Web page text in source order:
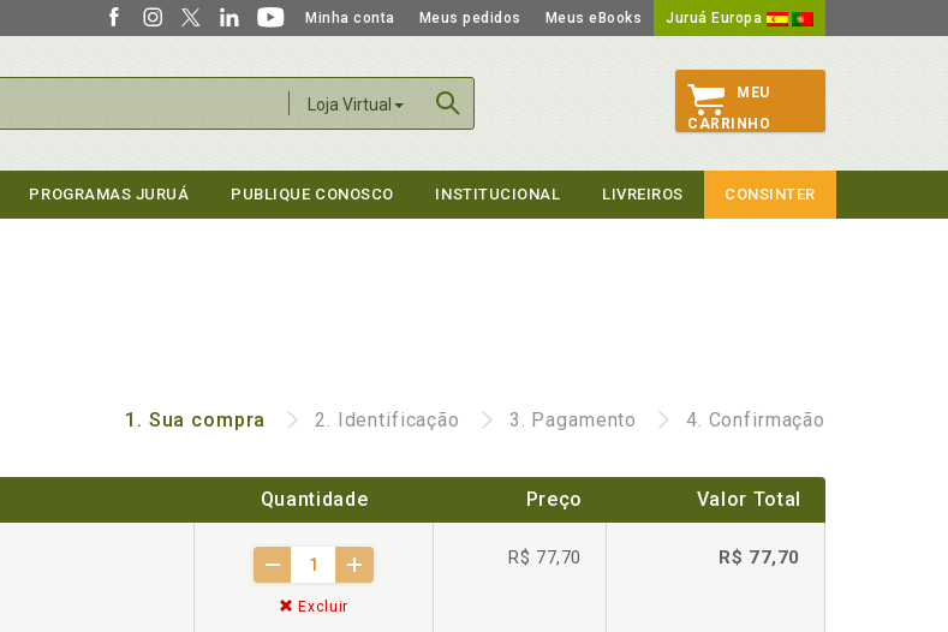
Minha conta Meus pedidos Meus eBooks Juruá Europa
Loja Virtual
MEU
CARRINHO
PROGRAMAS JURUÁ PUBLIQUE CONOSCO INSTITUCIONAL LIVREIROS CONSINTER
1. Sua compra 2. Identificação 3. Pagamento 4. Confirmação
Quantidade Preço Valor Total
Excluir
R$ 77,70 R$ 77,70